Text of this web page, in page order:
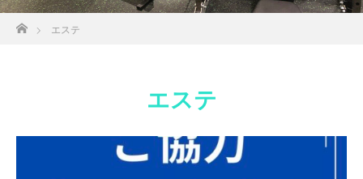
エステ
エステ